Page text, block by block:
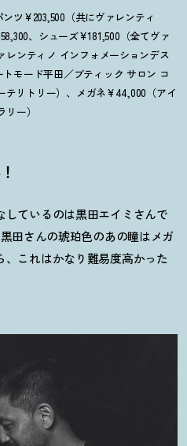
ツ¥203,500（共にヴァレンティ
、シューズ¥181,500（全てヴァ
レンティノ インフォメーションデス
モード平田／ブティック サロン コ
テリトリー）、メガネ¥44,000（アイ
ー）
！
ているのは黒田エイミさんで
田さんの琥珀色のあの瞳はメガ
これはかなり難易度高かった